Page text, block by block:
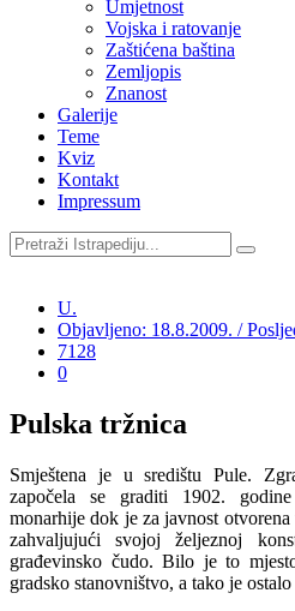
Umjetnost
Vojska i ratovanje
Zaštićena baština
Zemljopis
Znanost
Galerije
Teme
Kviz
Kontakt
Impressum
U.
Objavljeno: 18.8.2009. /
7128
0
Pulska tržnica
Smještena je u središtu Pule.
započela se graditi 1902.
monarhije dok je za javnost
zahvaljujući svojoj željeznoj
građevinsko čudo. Bilo je to
gradsko stanovništvo, a tako je ostalo